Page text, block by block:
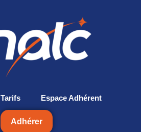
Tarifs Espace Adhérent
Adhérer